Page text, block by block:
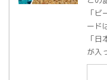
「
ード
「
が入